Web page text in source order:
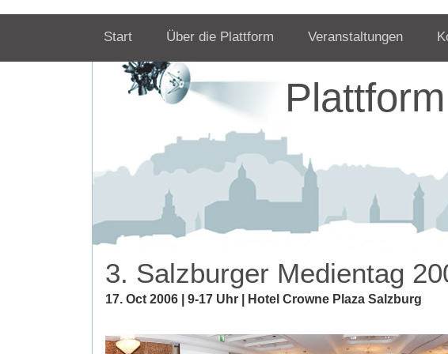
Start Über die Plattform Veranstaltungen
3. Salzburger Medientag
17. Oct 2006 | 9-17 Uhr | Hotel Crowne Plaza Salzburg